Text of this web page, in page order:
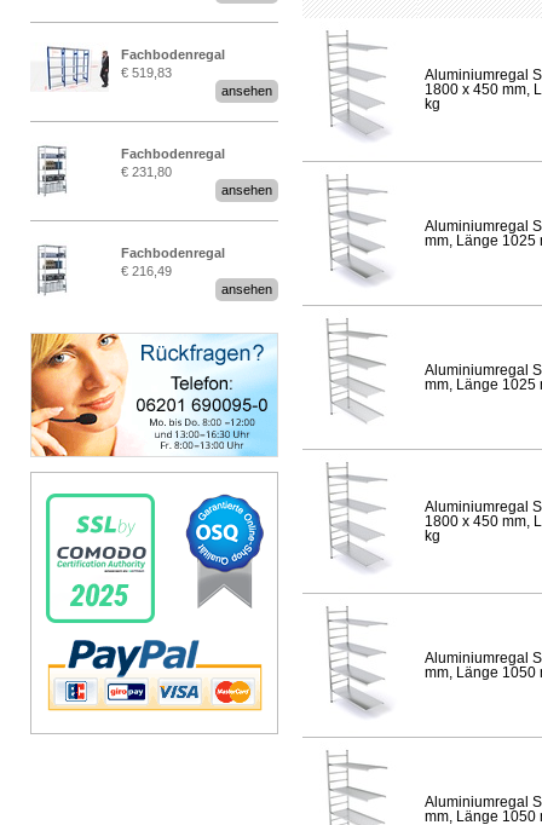
Fachbodenregal
Stecksystem MultiPlus
2,25 Meter breit
€ 519,83
ansehen
Fachbodenregal
Stecksystem MultiPlus
€ 231,80
ansehen
Fachbodenregal
Stecksystem MultiPlus
€ 216,49
ansehen
Aluminiumregal
1800 x 450 mm,
kg
Aluminiumregal
mm, Länge 1025
Aluminiumregal
mm, Länge 1025
Aluminiumregal
1800 x 450 mm,
kg
Aluminiumregal
mm, Länge 1050
Aluminiumregal
mm, Länge 1050